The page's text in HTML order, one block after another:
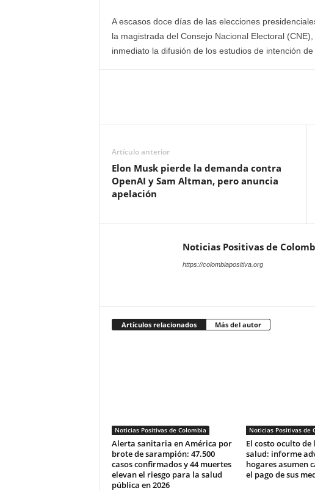
A escasos doce días de las elecciones
la magistrada del Consejo Nacional Electoral
inmediato la difusión de los estudios de intención
Artículo anterior
Elon Musk pierde la demanda contra
OpenAI y Sam Altman, pero anuncia
apelación
Noticias Positivas de
https://colombiapositiva.org
Artículos relacionados Más del autor
Noticias Positivas de Colombia
Alerta sanitaria en América por
brote de sarampión: 47.500
casos confirmados y 44 muertes
elevan el riesgo para la salud
pública en 2026
Noticias Positivas de
El costo oculto de
salud: informe
hogares asumen
el pago de sus